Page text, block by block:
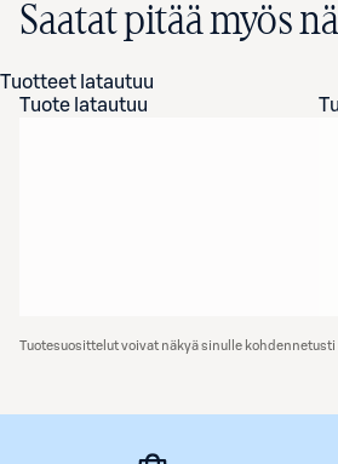
Saatat pitää myös
Tuotteet latautuu
Tuote latautuu
Tuotesuosittelut voivat näkyä sinulle kohdennetusti